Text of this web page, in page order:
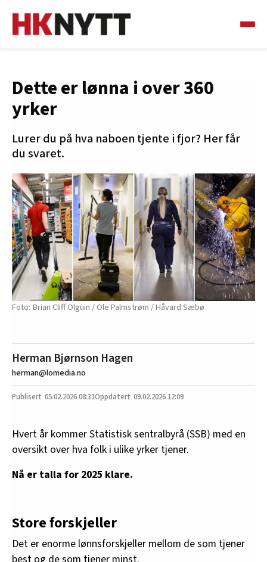
Dette er lønna i over 360
yrker
Lurer du på hva naboen tjente i fjor? Her får
du svaret.
Brian Cliff Olguin / Ole Palmstrøm / Håvard Sæbø
Herman Bjørnson Hagen
herman@lomedia.no
05.02.202608:31 09.02.2026 12:09
Hvert år kommer Statistisk sentralbyrå (SSB) med en
oversikt over hva folk i ulike yrker tjener.
Nå er talla for 2025 klare.
Store forskjeller
Det er enorme lønnsforskjeller mellom de som tjener